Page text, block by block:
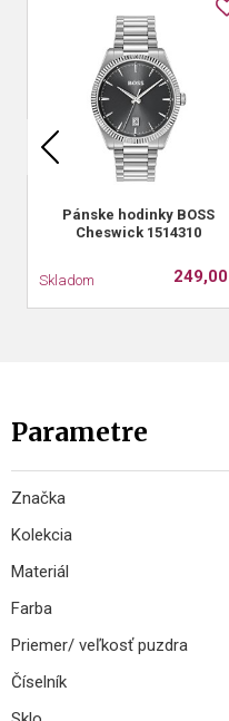
Pánske hodinky BOSS
Cheswick 1514310
Skladom 249,00
Parametre
Značka
Kolekcia
Materiál
Farba
Priemer/ veľkosť puzdra
Číselník